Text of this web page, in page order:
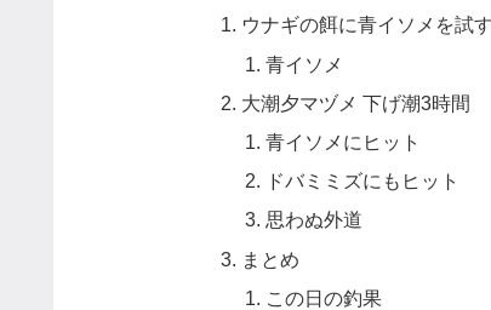
ウナギの餌に青イソメを試す
青イソメ
大潮夕マヅメ 下げ潮3時間
青イソメにヒット
ドバミミズにもヒット
思わぬ外道
まとめ
この日の釣果